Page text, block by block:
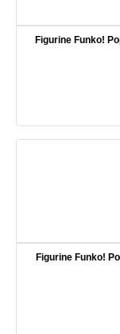
Figurine Funko!
Figurine Funko!